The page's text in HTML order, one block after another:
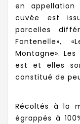
en appellation
cuvée est
parcelles
Fontenelle»,
Montagne».
est et elles
constitué de
Récoltés à la
égrappés à